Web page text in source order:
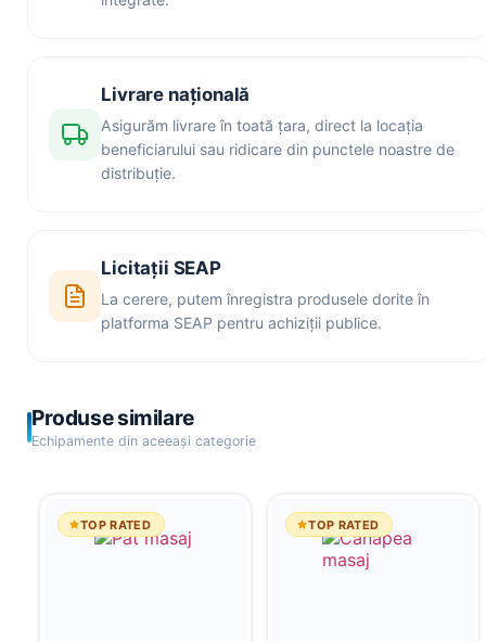
Livrare națională
Asigurăm livrare în toată țara, direct la locația
beneficiarului sau ridicare din punctele noastre de
distribuție.
Licitații SEAP
La cerere, putem înregistra produsele dorite în
platforma SEAP pentru achiziții publice.
Produse similare
Echipamente din aceeași categorie
TOP RATED TOP RATED